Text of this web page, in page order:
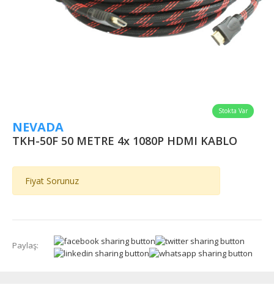
Stokta Var
NEVADA
TKH-50F 50 METRE 4x 1080P HDMI KABLO
Fiyat Sorunuz
Paylaş: